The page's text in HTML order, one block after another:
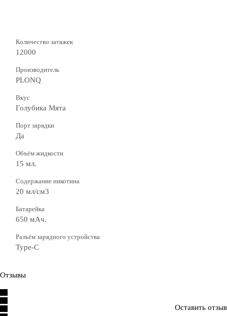
Количество затяжек
12000
Производитель
PLONQ
Вкус
Голубика Мята
Порт зарядки
Да
Объём жидкости
15 мл.
Содержание никотина
20 мл/см3
Батарейка
650 мАч.
Разъём зарядного устройства
Type-C
Отзывы
Оставить отзыв